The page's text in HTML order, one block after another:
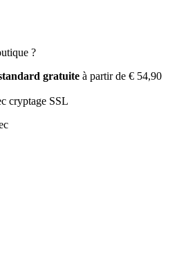
?
gratuite à partir de € 54,90
cryptage SSL